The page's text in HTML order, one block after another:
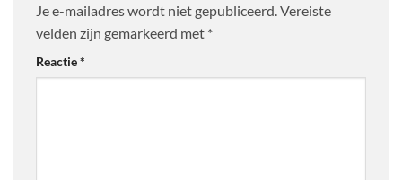
Je e-mailadres wordt niet gepubliceerd.Vereiste
velden zijn gemarkeerd met *
Reactie*